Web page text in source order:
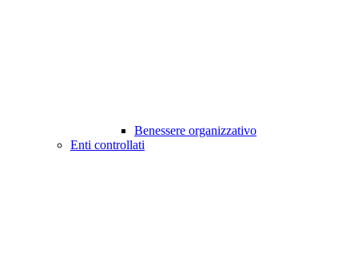
Benessere organizzativo
Enti controllati